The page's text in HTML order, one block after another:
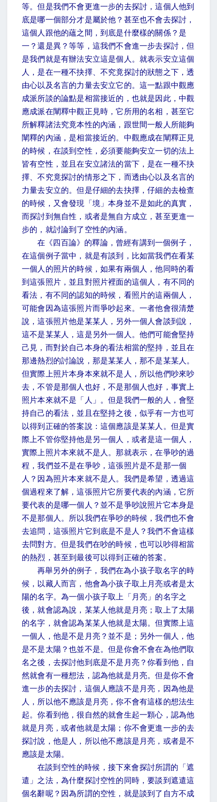
等。但是我們不會更進一步的去探討，這個人他到
底是哪一個部分才是屬於他？甚至也不會去探討，
這個人跟他的蘊之間，到底是什麼樣的關係？是
一？還是異？等等，這我們不會進一步去探討，但
是我們就是有辦法安立這是個人。就表示安立這個
人，是在一種不抉擇、不究竟探討的狀態之下，透
由心以及名言的力量去安立它的。這一點跟中觀應
成派所談的論點是相當接近的，也就是因此，中觀
應成派在闡釋中觀正見時，它所用的名相，甚至它
所解釋諸法究竟本性的內涵，跟世間一般人所能夠
闡釋的內涵，是相當接近的。中觀應成在闡釋正見
的時候，在談到空性，必須要能夠安立一切的法上
皆有空性，並且在安立諸法的當下，是在一種不抉
擇、不究竟探討的情形之下，而透由心以及名言的
力量去安立的。但是仔細的去抉擇，仔細的去檢查
的時候，又會發現「境」本身並不是如此的真實，
而探討到無自性，或者是無自方成立，甚至更進一
步的，就討論到了空性的內涵。
在《四百論》的釋論，曾經有講到一個例子，
在這個例子當中，就是有談到，比如當我們在看某
一個人的照片的時候，如果有兩個人，他同時的看
到這張照片，並且對照片裡面的這個人，有不同的
看法，有不同的認知的時候，看照片的這兩個人，
可能會因為這張照片而爭吵起來。一者他會很清楚
說，這張照片他是某某人，另外一個人會談到說，
這不是某某人，這是另外一個人。他們可能會堅持
己見，而對於自己本身的看法相當的堅持，並且在
那邊熱烈的討論說，那是某某人，那不是某某人。
但實際上照片本身本來就不是人，所以他們吵來吵
去，不管是那個人也好，不是那個人也好，事實上
照片本來就不是「人」。但是我們一般的人，會堅
持自己的看法，並且在堅持之後，似乎有一方也可
以得到正確的答案說：這個應該是某某人。但是實
際上不管你堅持他是另一個人，或者是這一個人，
實際上照片本來就不是人。那就表示，在爭吵的過
程，我們並不是在爭吵，這張照片是不是那一個
人？因為照片本來就不是人。我們是希望，透過這
個過程來了解，這張照片它所要代表的內涵，它所
要代表的是哪一個人？並不是爭吵說照片它本身是
不是那個人。所以我們在爭吵的時候，我們也不會
去追問，這張照片它到底是不是人？我們不會這樣
去問對方。但是我們在吵的時候，也可以吵得相當
的熱烈，甚至到最後可以得到正確的答案。
再舉另外的例子，我們在為小孩子取名字的時
候，以藏人而言，他會為小孩子取上月亮或者是太
陽的名字。為一個小孩子取上「月亮」的名字之
後，就會認為說，某某人他就是月亮；取上了太陽
的名字，就會認為某某人他就是太陽。但實際上這
一個人，他是不是月亮？並不是；另外一個人，他
是不是太陽？也並不是。但是你會不會在為他們取
名之後，去探討他到底是不是月亮？你看到他，自
然就會有一種想法，認為他就是月亮。但是你不會
進一步的去探討，這個人應該不是月亮，因為他是
人，所以他不應該是月亮，你不會有這樣的想法生
起。你看到他，很自然的就會生起一顆心，認為他
就是月亮，或者他就是太陽；你不會更進一步的去
探討說，他是人，所以他不應該是月亮，或者是不
應該是太陽。
在談到空性的時候，接下來會探討所謂的「遮
遣」之法，為什麼探討空性的同時，要談到遮遣這
個名辭呢？因為所謂的空性，就是談到了自方不成